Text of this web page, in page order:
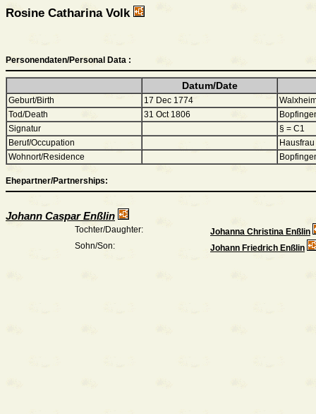
Rosine Catharina Volk
Personendaten/Personal Data :
Datum/Date
Geburt/Birth 17 Dec 1774
Tod/Death
31 Oct 1806
Signatur
§ = C1
Beruf/Occupation
Hausfrau
Wohnort/Residence
Ehepartner/Partnerships:
Johann Caspar Enßlin
Tochter/Daughter:
Johanna Christina Enßlin
Sohn/Son:
Johann Friedrich Enßlin